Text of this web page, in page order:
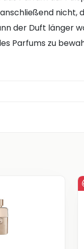
der Duft länger
Parfums zu